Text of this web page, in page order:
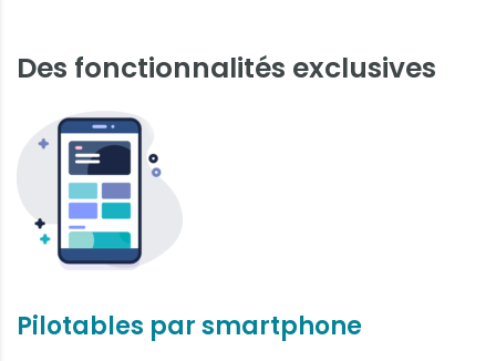
Des fonctionnalités exclusives
Pilotables par smartphone